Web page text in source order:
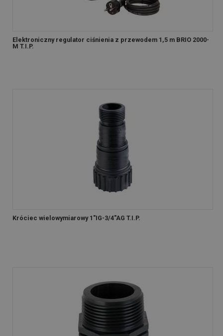
Elektroniczny regulator ciśnienia z przewodem 1,5 m BRIO 2000-
M T.I.P.
Króciec wielowymiarowy 1"IG-3/4"AG T.I.P.